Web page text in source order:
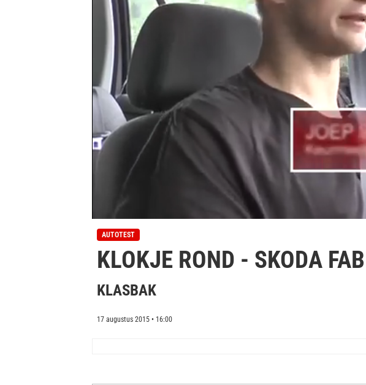
AUTOTEST
KLOKJE ROND - SKODA
KLASBAK
17 augustus 2015 • 16:00